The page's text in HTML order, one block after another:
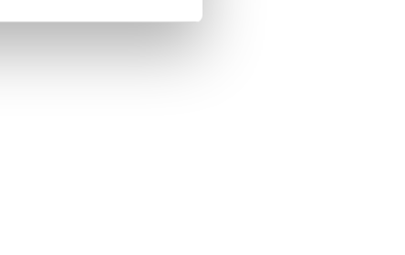
Eine Abmeldung ist
Eine Abmeldung ist